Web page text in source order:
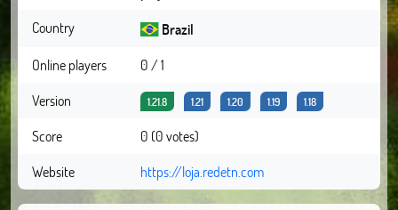
Country
Brazil
Online players
0 / 1
Version
1.21.8 1.21 1.20 1.19 1.18
Score
0 (0 votes)
Website
https://loja.redetn.com